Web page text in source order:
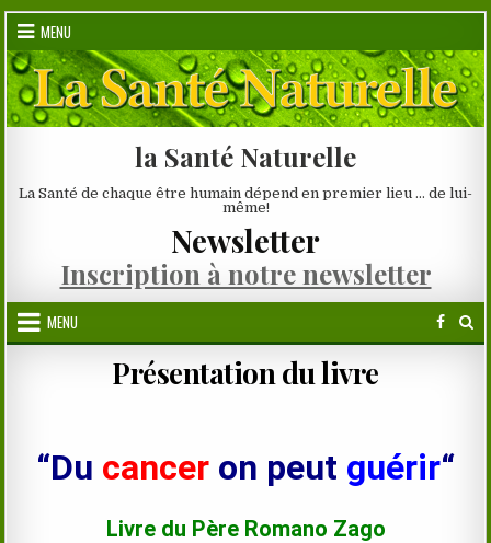
Skip
content
MENU
la Santé Naturelle
La Santé de chaque être humain dépend en premier lieu … de lui-
même!
Newsletter
Inscription à notre newsletter
MENU
Présentation du livre
“Du cancer on peut guérir“
Livre du Père Romano Zago